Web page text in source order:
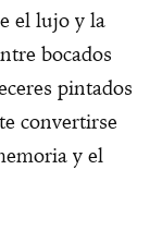
el lujo y la
bocados
pintados
convertirse
y el